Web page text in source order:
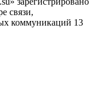
связи,
коммуникаций 13